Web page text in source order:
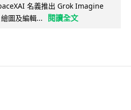
名義推出 Grok Imagine
圖及編輯...
閱讀全文